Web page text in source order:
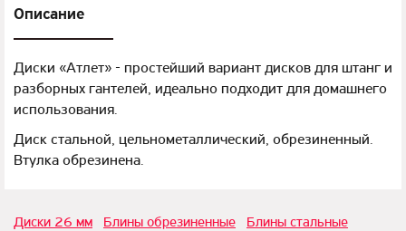
Описание
Диски «Атлет» - простейший вариант дисков для штанг и
разборных гантелей, идеально подходит для домашнего
использования.
Диск стальной, цельнометаллический, обрезиненный.
Втулка обрезинена.
Диски 26 мм Блины обрезиненные
Блины стальные